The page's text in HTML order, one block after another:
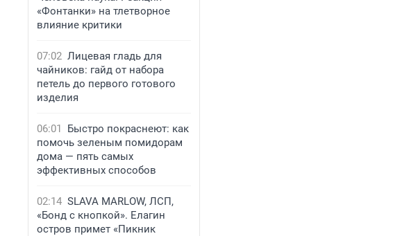
«Фонтанки» на тлетворное
влияние критики
07:02 Лицевая гладь для
чайников: гайд от набора
петель до первого готового
изделия
06:01
Быстро покраснеют: как
помочь зеленым помидорам
дома — пять самых
эффективных способов
02:14 SLAVA MARLOW, ЛСП,
«Бонд с кнопкой». Елагин
остров примет «Пикник